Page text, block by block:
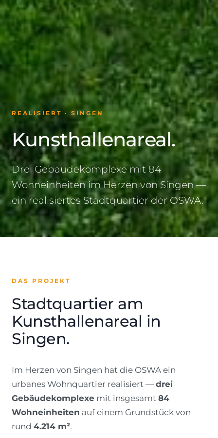
REALISIERT · SINGEN
Kunsthallenareal.
Drei Gebäudekomplexe mit 84
Wohneinheiten im Herzen von Singen —
ein realisiertes Stadtquartier der OSWA.
DAS PROJEKT
Stadtquartier am
Kunsthallenareal in
Singen.
Im Herzen von Singen hat die OSWA ein
urbanes Wohnquartier realisiert — drei
Gebäudekomplexe mit insgesamt 84
Wohneinheiten auf einem Grundstück von
rund 4.214 m².